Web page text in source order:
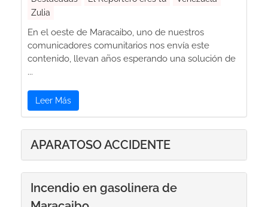
Zulia
En el oeste de Maracaibo, uno de nuestros
comunicadores comunitarios nos envía este
contenido, llevan años esperando una solución de
...
Leer Más
APARATOSO ACCIDENTE
Incendio en gasolinera de